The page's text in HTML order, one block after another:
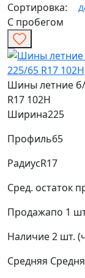
Сортировка:
С пробегом
Шины летние
R17 102H
Ширина225
Профиль65
РадиусR17
Сред. остаток
Продажапо 1
Наличие2 шт.
Средняя